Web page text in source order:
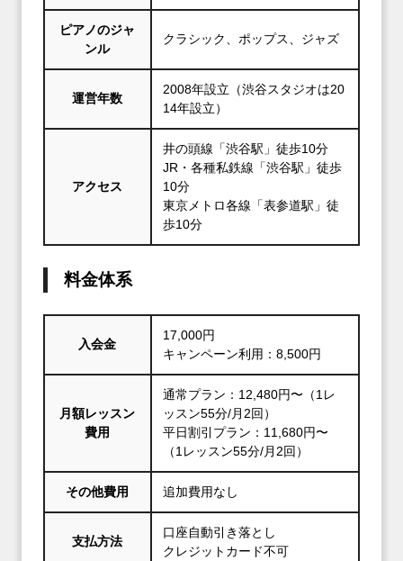
ピアノのジャ
ンル
クラシック、ポップス、ジャズ
運営年数
2008年設立（渋谷スタジオは20
14年設立）
アクセス
井の頭線「渋谷駅」徒歩10分
JR・各種私鉄線「渋谷駅」徒歩
10分
東京メトロ各線「表参道駅」徒
歩10分
料金体系
入会金
17,000円
キャンペーン利用：8,500円
月額レッスン
費用
通常プラン：12,480円〜（1レ
ッスン55分/月2回）
平日割引プラン：11,680円〜
（1レッスン55分/月2回）
その他費用 追加費用なし
支払方法
口座自動引き落とし
クレジットカード不可